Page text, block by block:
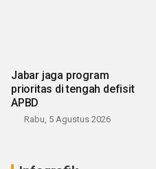
Jabar jaga program
prioritas di tengah defisit
APBD
Rabu, 5 Agustus 2026